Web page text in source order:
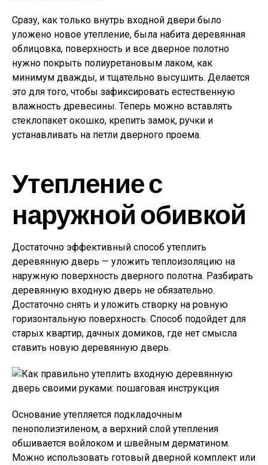
Сразу, как только внутрь входной двери было
уложено новое утепление, была набита деревянная
облицовка, поверхность и все дверное полотно
нужно покрыть полиуретановым лаком, как
минимум дважды, и тщательно высушить. Делается
это для того, чтобы зафиксировать естественную
влажность древесины. Теперь можно вставлять
стеклопакет окошко, крепить замок, ручки и
устанавливать на петли дверного проема.
Утепление с
наружной обивкой
Достаточно эффективный способ утеплить
деревянную дверь — уложить теплоизоляцию на
наружную поверхность дверного полотна. Разбирать
деревянную входную дверь не обязательно.
Достаточно снять и уложить створку на ровную
горизонтальную поверхность. Способ подойдет для
старых квартир, дачных домиков, где нет смысла
ставить новую деревянную дверь.
Основание утепляется подкладочным
пенополиэтиленом, а верхний слой утепления
обшивается войлоком и швейным дерматином.
Можно использовать готовый дверной комплект или